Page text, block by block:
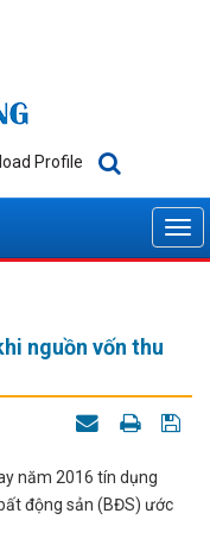
Profile
nguồn vốn thu
năm 2016 tín dụng
động sản (BĐS) ước